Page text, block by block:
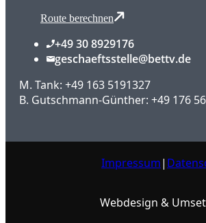
Route berechnen
+49 30 8929176
geschaeftsstelle@bettv.de
M. Tank: +49 163 5191327
B. Gutschmann-Günther: +49 176
Impressum|
Webdesign &